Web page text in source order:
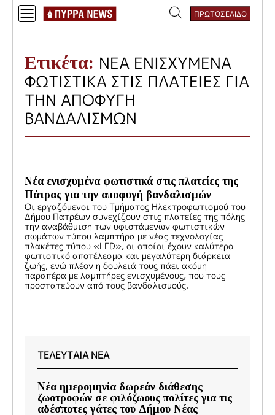
Αναζήτηση
ΠΡΩΤΟΣΕΛΙΔΟ
Ετικέτα: ΝΕΑ ΕΝΙΣΧΥΜΕΝΑ
ΦΩΤΙΣΤΙΚΑ ΣΤΙΣ ΠΛΑΤΕΙΕΣ ΓΙΑ
ΤΗΝ ΑΠΟΦΥΓΗ
ΒΑΝΔΑΛΙΣΜΩΝ
Νέα ενισχυμένα φωτιστικά στις πλατείες της
Πάτρας για την αποφυγή βανδαλισμών
Οι εργαζόμενοι του Τμήματος Ηλεκτροφωτισμού του
Δήμου Πατρέων συνεχίζουν στις πλατείες της πόλης
την αναβάθμιση των υφιστάμενων φωτιστικών
σωμάτων τύπου λαμπτήρα με νέας τεχνολογίας
πλακέτες τύπου «LED», οι οποίοι έχουν καλύτερο
φωτιστικό αποτέλεσμα και μεγαλύτερη διάρκεια
ζωής, ενώ πλέον η δουλειά τους πάει ακόμη
παραπέρα με λαμπτήρες ενισχυμένους, που τους
προστατεύουν από τους βανδαλισμούς.
ΤΕΛΕΥΤΑΙΑ ΝΕΑ
Νέα ημερομηνία δωρεάν διάθεσης
ζωοτροφών σε φιλόζωους πολίτες για τις
αδέσποτες γάτες του Δήμου Νέας